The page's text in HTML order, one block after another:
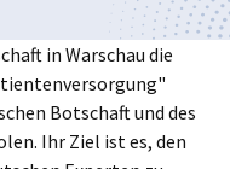
in Warschau die
Botschaft und des
Ihr Ziel ist es, den